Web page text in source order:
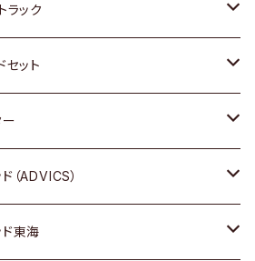
ラック
セット
ADVICS）
東海